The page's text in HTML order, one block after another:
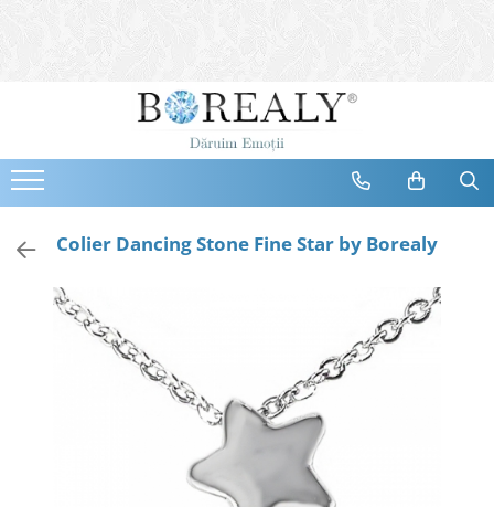
Bijuterii
Cercei
Bratari
Coliere
Brose
Colier Dancing Stone Fine Star by Borealy